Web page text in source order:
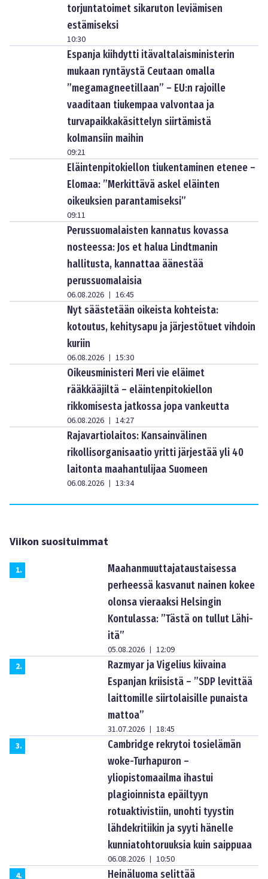
torjuntatoimet sikaruton leviämisen
estämiseksi
10:30
Espanja kiihdytti itävaltalaisministerin
mukaan ryntäystä Ceutaan omalla
”megamagneetillaan” – EU:n rajoille
vaaditaan tiukempaa valvontaa ja
turvapaikkakäsittelyn siirtämistä
kolmansiin maihin
09:21
Eläintenpitokiellon tiukentaminen etenee –
Elomaa: ”Merkittävä askel eläinten
oikeuksien parantamiseksi”
09:11
Perussuomalaisten kannatus kovassa
nosteessa: Jos et halua Lindtmanin
hallitusta, kannattaa äänestää
perussuomalaisia
06.08.2026 | 16:45
Nyt säästetään oikeista kohteista:
kotoutus, kehitysapu ja järjestötuet vihdoin
kuriin
06.08.2026 | 15:30
Oikeusministeri Meri vie eläimet
rääkkääjiltä – eläintenpitokiellon
rikkomisesta jatkossa jopa vankeutta
06.08.2026 | 14:27
Rajavartiolaitos: Kansainvälinen
rikollisorganisaatio yritti järjestää yli 40
laitonta maahantulijaa Suomeen
06.08.2026 | 13:34
Viikon suosituimmat
1.
Maahanmuuttajataustaisessa
perheessä kasvanut nainen kokee
olonsa vieraaksi Helsingin
Kontulassa: ”Tästä on tullut Lähi-
itä”
05.08.2026 | 12:09
2.
Razmyar ja Vigelius kiivaina
Espanjan kriisistä – ”SDP levittää
laittomille siirtolaisille punaista
mattoa”
31.07.2026 | 18:45
3.
Cambridge rekrytoi tosielämän
woke-Turhapuron –
yliopistomaailma ihastui
plagioinnista epäiltyyn
rotuaktivistiin, unohti tyystin
lähdekritiikin ja syyti hänelle
kunniatohtoruuksia kuin saippuaa
06.08.2026 | 10:50
4. Heinäluoma selittää